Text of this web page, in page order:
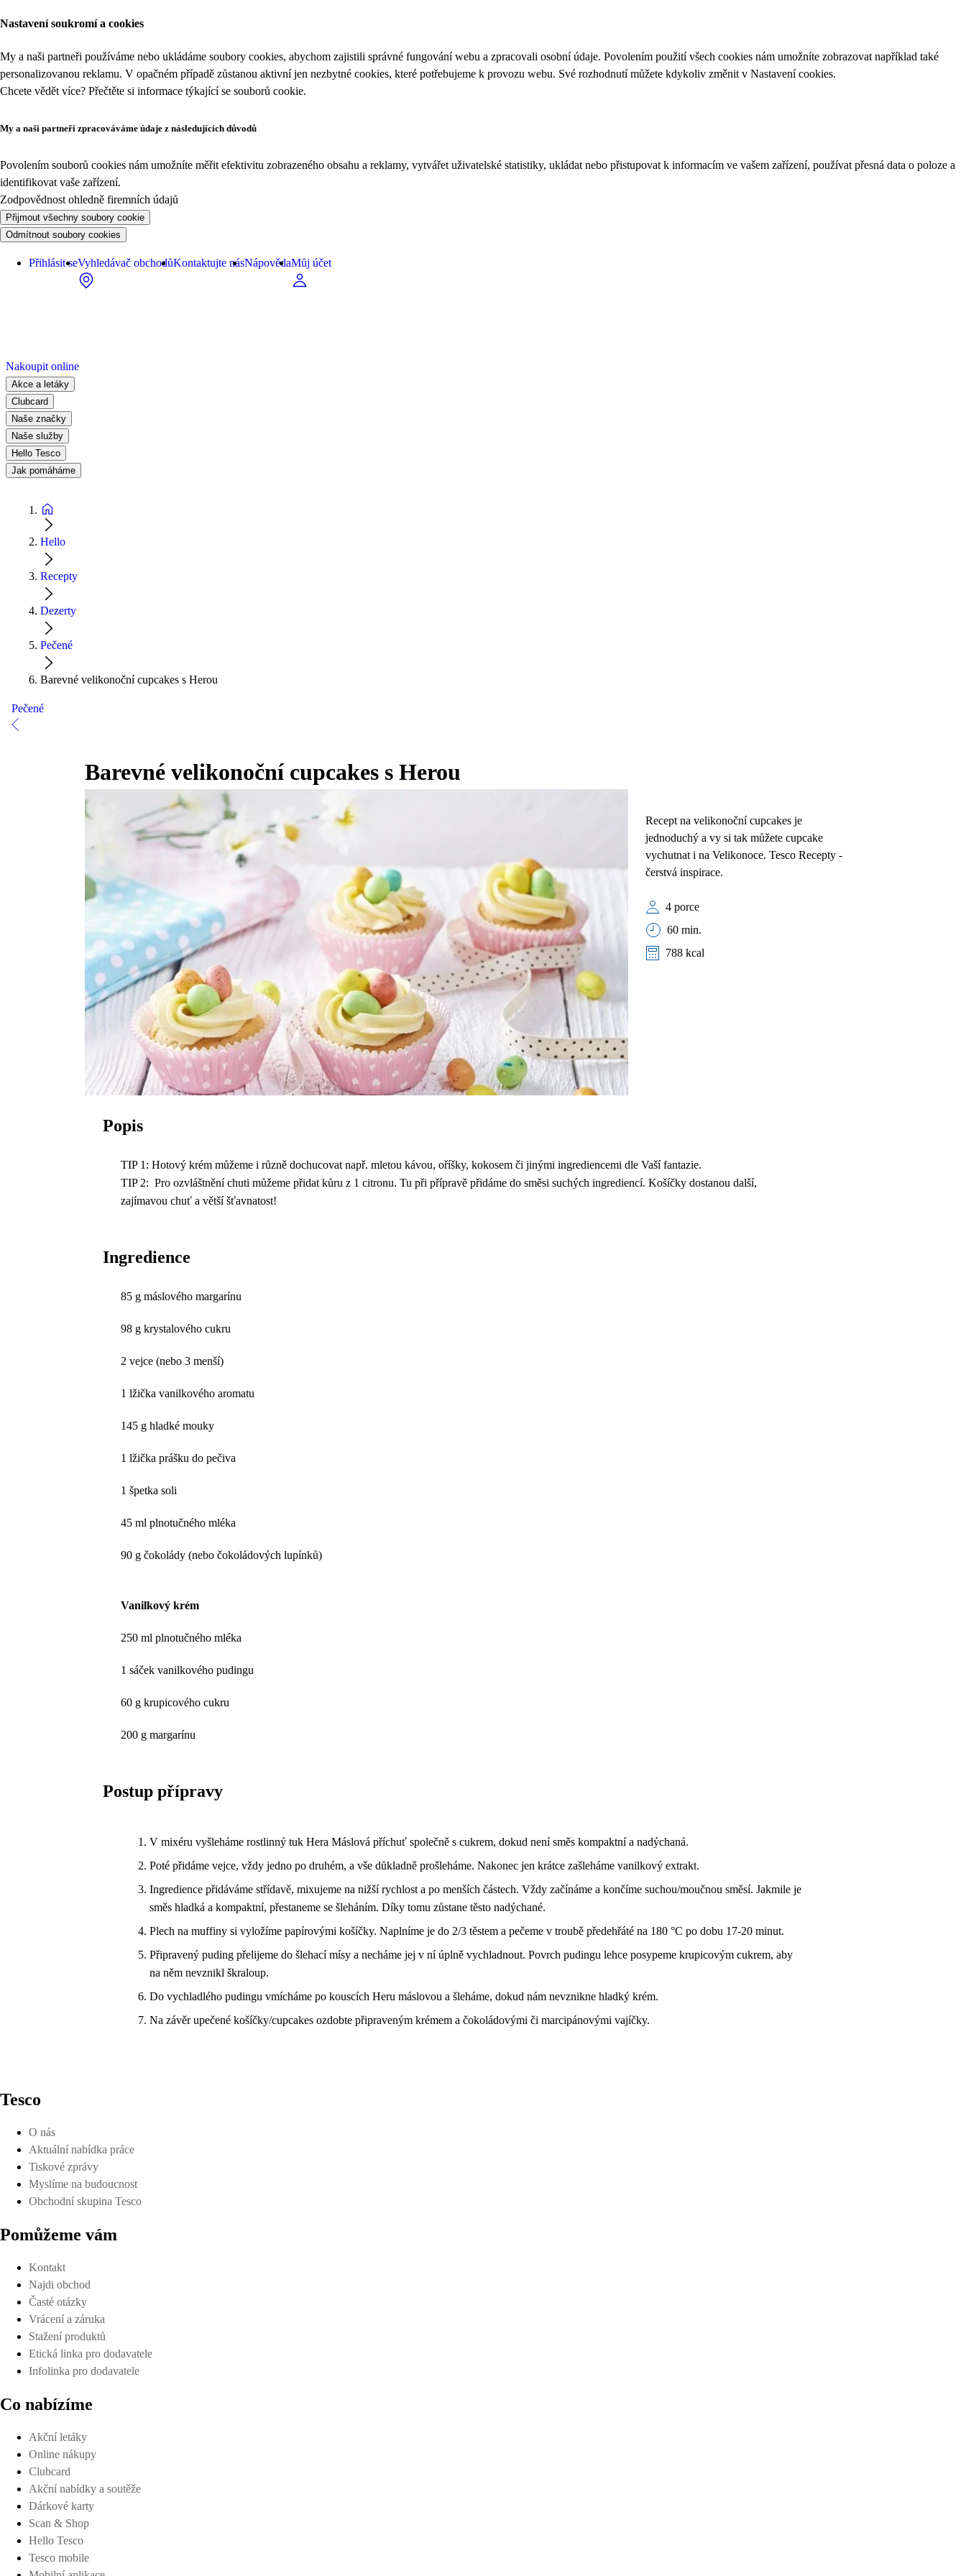
Nastavení soukromí a cookies
My a naši partneři používáme nebo ukládáme soubory cookies, abychom zajistili správné fungování webu a zpracovali osobní údaje. Povolením použití všech cookies nám umožníte zobrazovat například také
personalizovanou reklamu. V opačném případě zůstanou aktivní jen nezbytné cookies, které potřebujeme k provozu webu. Své rozhodnutí můžete kdykoliv změnit v Nastavení cookies.
Chcete vědět více? Přečtěte si informace týkající se souborů cookie.
My a naši partneři zpracováváme údaje z následujících důvodů
Povolením souborů cookies nám umožníte měřit efektivitu zobrazeného obsahu a reklamy, vytvářet uživatelské statistiky, ukládat nebo přistupovat k informacím ve vašem zařízení, používat přesná data o poloze a
identifikovat vaše zařízení.
Zodpovědnost ohledně firemních údajů
Přijmout všechny soubory cookie
Odmítnout soubory cookies
Přihlásit seVyhledávač obchodůKontaktujte násNápovědaMůj účet
Nakoupit online
Akce a letáky
Clubcard
Naše značky
Naše služby
Hello Tesco
Jak pomáháme
Hello
Recepty
Dezerty
Pečené
Barevné velikonoční cupcakes s Herou
Pečené
Barevné velikonoční cupcakes s Herou
Recept na velikonoční cupcakes je
jednoduchý a vy si tak můžete cupcake
vychutnat i na Velikonoce. Tesco Recepty -
čerstvá inspirace.
4 porce
60 min.
788 kcal
Popis
TIP 1: Hotový krém můžeme i různě dochucovat např. mletou kávou, oříšky, kokosem či jinými ingrediencemi dle Vaší fantazie.
TIP 2: Pro ozvláštnění chuti můžeme přidat kůru z 1 citronu. Tu při přípravě přidáme do směsi suchých ingrediencí. Košíčky dostanou další,
zajímavou chuť a větší šťavnatost!
Ingredience
85 g máslového margarínu
98 g krystalového cukru
2 vejce (nebo 3 menší)
1 lžička vanilkového aromatu
145 g hladké mouky
1 lžička prášku do pečiva
1 špetka soli
45 ml plnotučného mléka
90 g čokolády (nebo čokoládových lupínků)
Vanilkový krém
250 ml plnotučného mléka
1 sáček vanilkového pudingu
60 g krupicového cukru
200 g margarínu
Postup přípravy
V mixéru vyšleháme rostlinný tuk Hera Máslová příchuť společně s cukrem, dokud není směs kompaktní a nadýchaná.
Poté přidáme vejce, vždy jedno po druhém, a vše důkladně prošleháme. Nakonec jen krátce zašleháme vanilkový extrakt.
Ingredience přidáváme střídavě, mixujeme na nižší rychlost a po menších částech. Vždy začínáme a končíme suchou/moučnou směsí. Jakmile je
směs hladká a kompaktní, přestaneme se šleháním. Díky tomu zůstane těsto nadýchané.
Plech na muffiny si vyložíme papírovými košíčky. Naplníme je do 2/3 těstem a pečeme v troubě předehřáté na 180 °C po dobu 17-20 minut.
Připravený puding přelijeme do šlehací mísy a necháme jej v ní úplně vychladnout. Povrch pudingu lehce posypeme krupicovým cukrem, aby
na něm nevznikl škraloup.
Do vychladlého pudingu vmícháme po kouscích Heru máslovou a šleháme, dokud nám nevznikne hladký krém.
Na závěr upečené košíčky/cupcakes ozdobte připraveným krémem a čokoládovými či marcipánovými vajíčky.
Tesco
O nás
Aktuální nabídka práce
Tiskové zprávy
Myslíme na budoucnost
Obchodní skupina Tesco
Pomůžeme vám
Kontakt
Najdi obchod
Časté otázky
Vrácení a záruka
Stažení produktů
Etická linka pro dodavatele
Infolinka pro dodavatele
Co nabízíme
Akční letáky
Online nákupy
Clubcard
Akční nabídky a soutěže
Dárkové karty
Scan & Shop
Hello Tesco
Tesco mobile